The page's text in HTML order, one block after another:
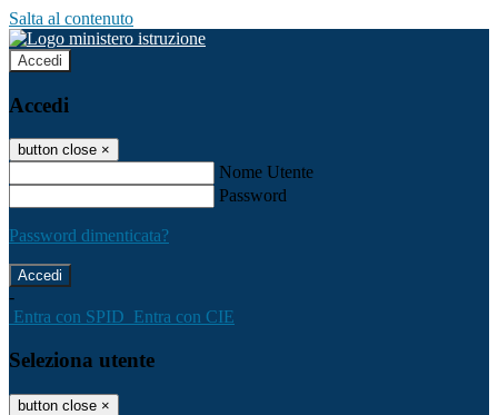
Salta al contenuto
Accedi
Accedi
button close ×
Nome Utente
Password
Password dimenticata?
-
Entra con SPID Entra con CIE
Seleziona utente
button close ×